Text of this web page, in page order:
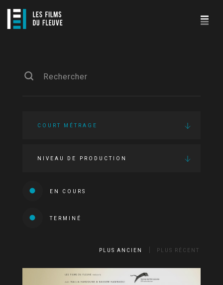
COURT MÉTRAGE
NIVEAU DE PRODUCTION
EN COURS
TERMINÉ
PLUS ANCIEN PLUS RÉCENT